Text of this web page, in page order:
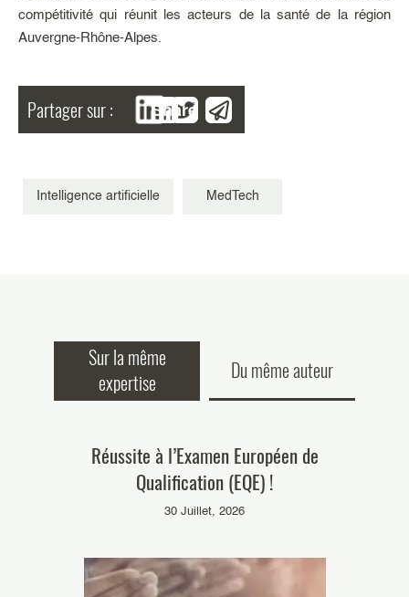
compétitivité qui réunit les acteurs de la santé de la région
Auvergne-Rhône-Alpes.
Partager sur : Share
Intelligence artificielle MedTech
Sur la même
expertise
Du même auteur
Réussite à l’Examen Européen de
Qualification (EQE) !
30 Juillet, 2026